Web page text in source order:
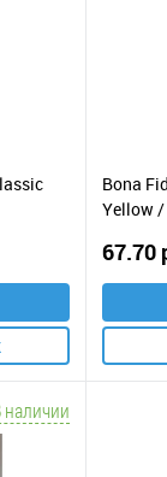
Bona
Yellow /
67.70
наличии